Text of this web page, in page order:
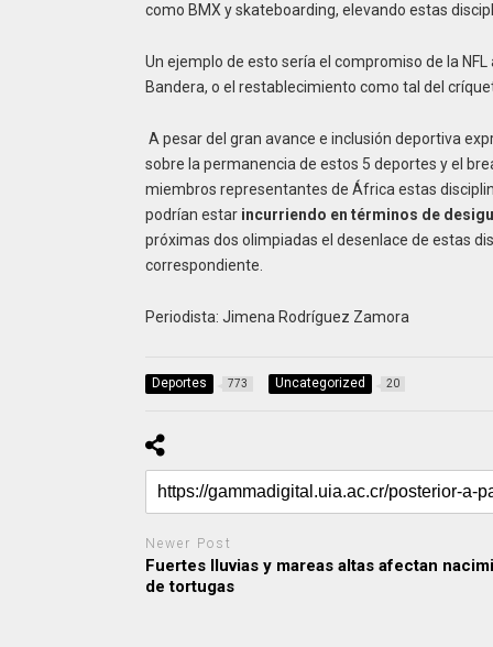
como BMX y skateboarding, elevando estas
Un ejemplo de esto sería el compromiso de la
Bandera, o el restablecimiento como tal del
A pesar del gran avance e inclusión deportiva
sobre la permanencia de estos 5 deportes y el
miembros representantes de África estas
podrían estar incurriendo en términos de
próximas dos olimpiadas el desenlace de estas
correspondiente.
Periodista: Jimena Rodríguez Zamora
Deportes 773 Uncategorized 20
Newer Post
Fuertes lluvias y mareas altas afectan
de tortugas